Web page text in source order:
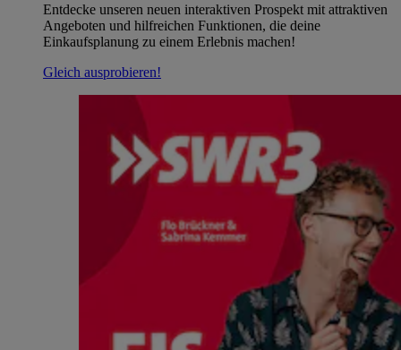
Entdecke unseren neuen interaktiven Prospekt mit attraktiven
Angeboten und hilfreichen Funktionen, die deine
Einkaufsplanung zu einem Erlebnis machen!
Gleich ausprobieren!